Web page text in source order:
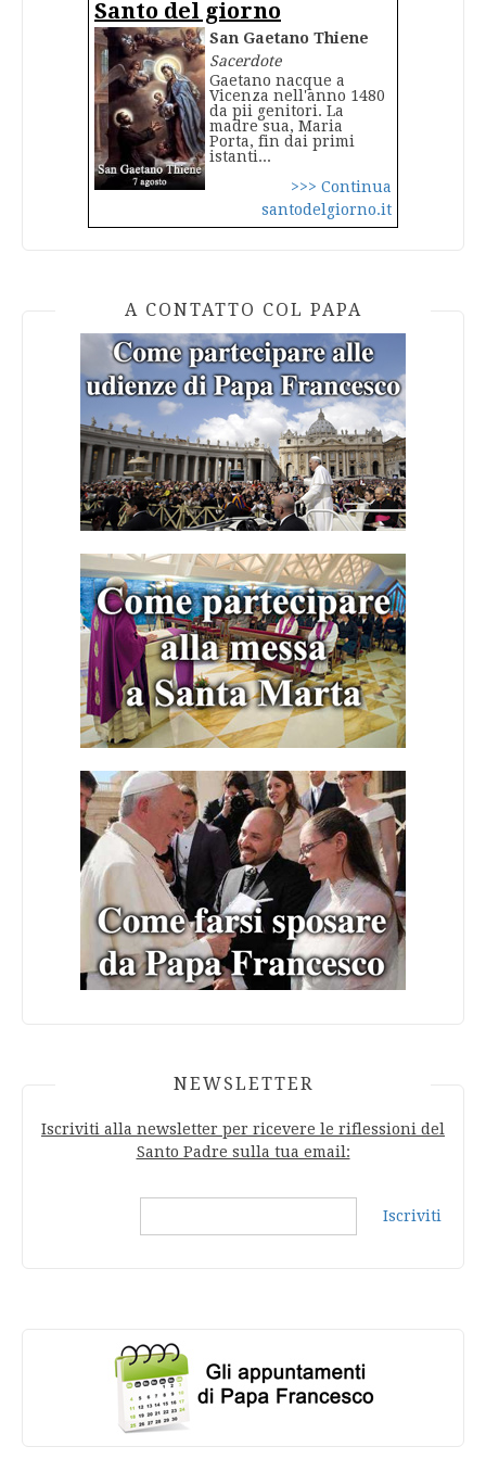
Santo del giorno
San Gaetano Thiene
Sacerdote
Gaetano nacque a
Vicenza nell'anno 1480
da pii genitori. La
madre sua, Maria
Porta, fin dai primi
istanti...
>>> Continua
santodelgiorno.it
A CONTATTO COL PAPA
NEWSLETTER
Iscriviti alla newsletter per ricevere le riflessioni del
Santo Padre sulla tua email:
Iscriviti